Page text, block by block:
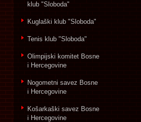
klub "Sloboda"
Kuglaški klub "Sloboda"
Tenis klub "Sloboda"
Olimpijski komitet Bosne
i Hercegovine
Nogometni savez Bosne
i Hercegovine
Košarkaški savez Bosne
i Hercegovine